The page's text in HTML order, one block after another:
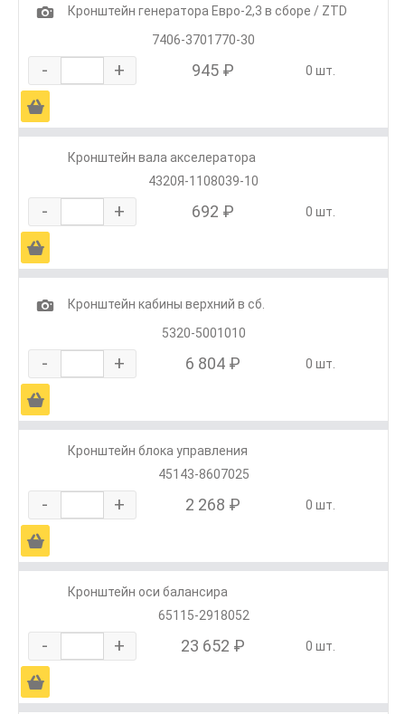
1
Кронштейн генератора Евро-2,3 в сборе / ZTD
7406-3701770-30
- + 945 ₽ 0 шт.
Ä
Кронштейн вала акселератора
4320Я-1108039-10
- + 692 ₽ 0 шт.
Ä
1
Кронштейн кабины верхний в сб.
5320-5001010
- + 6 804 ₽ 0 шт.
Ä
Кронштейн блока управления
45143-8607025
- + 2 268 ₽ 0 шт.
Ä
Кронштейн оси балансира
65115-2918052
- + 23 652 ₽ 0 шт.
Ä